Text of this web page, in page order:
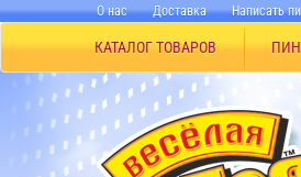
О нас Доставка Написать
КАТАЛОГ ТОВАРОВ